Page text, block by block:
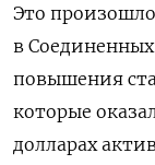
Это
в
повышения
которые
долларах